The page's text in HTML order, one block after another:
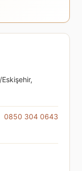
0850 304 0643